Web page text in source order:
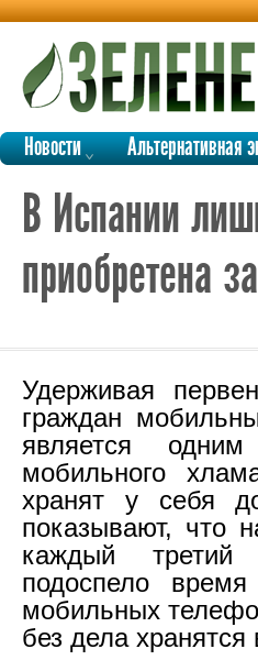
Новости Альтернативная
В Испании
приобретена
Удерживая
граждан
является
мобильного
хранят у себя
показывают, что
каждый третий
подоспело
мобильных
без дела